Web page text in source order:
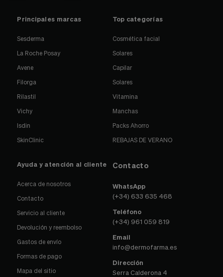
Principales marcas
Sesderma
La Roche Posay
Avene
Filorga
Rilastil
Vichy
Isdin
SkinClinic
Top categorías
Cosmética facial
Solares
Capilar
Solares
Vitamina
Manchas
Packs Ahorro
REBAJAS DE VERANO
Ayuda y atención al cliente
Acerca de nosotros
Contacto
Servicio al cliente
Devolución y reembolso
Gastos de envío
Formas de pago
Mapa del sitio
Contacto
WhatsApp
(+34) 633 635 468
Teléfono
(+34) 961 059 819
Email
info@dermofarma.es
Dirección
Serra Calderona 4